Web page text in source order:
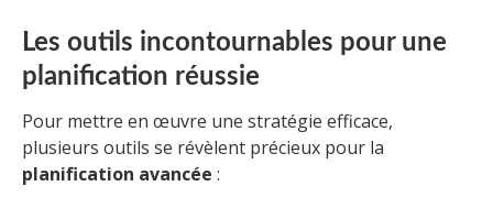
Les outils incontournables pour une
planification réussie
Pour mettre en œuvre une stratégie efficace,
plusieurs outils se révèlent précieux pour la
planification avancée :